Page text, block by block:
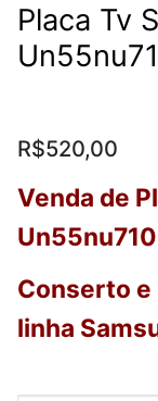
Placa Tv
R$520,00
Venda de
Conserto e
linha